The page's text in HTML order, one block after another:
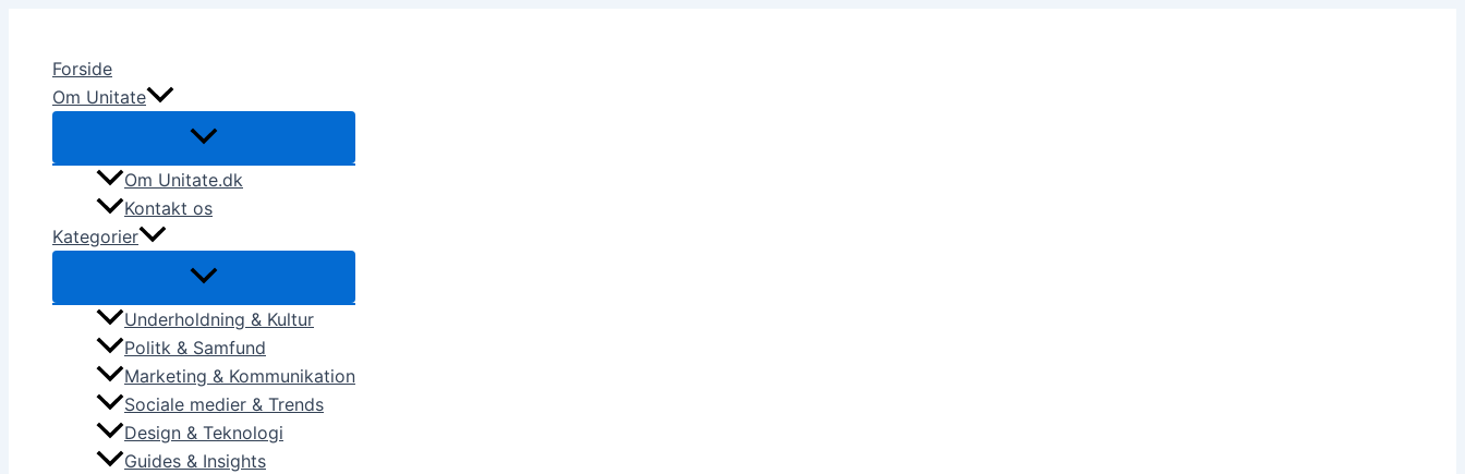
contentForside
Om Unitate
Om Unitate.dk
Kontakt os
Kategorier
Underholdning & Kultur
Politk & Samfund
Marketing & Kommunikation
Sociale medier & Trends
Design & Teknologi
Guides & Insights